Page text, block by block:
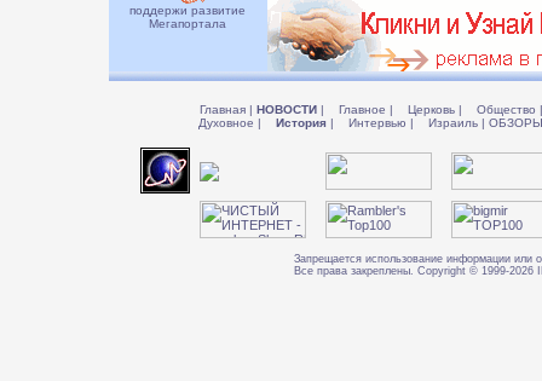
поддержи развитие
Мегапортала
Главная | НОВОСТИ | Главное | Церковь | Общество |
Духовное | История | Интервью | Израиль |
Запрещается использование информации или
Все права закреплены. Copyright © 1999-